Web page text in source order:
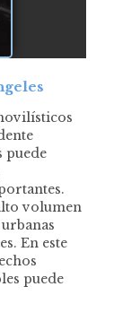
puede
volumen
En este
puede